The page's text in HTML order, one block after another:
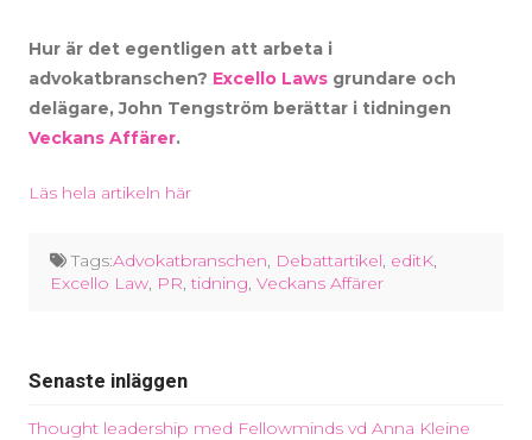
Hur är det egentligen att arbeta i
advokatbranschen? Excello Laws grundare och
delägare, John Tengström berättar i tidningen
Veckans Affärer.
Läs hela artikeln här
Tags:Advokatbranschen, Debattartikel, editK,
Excello Law, PR, tidning, Veckans Affärer
Senaste inläggen
Thought leadership med Fellowminds vd Anna Kleine